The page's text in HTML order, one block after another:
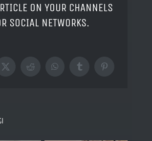
ON YOUR CHANNELS
SOCIAL NETWORKS.
X RedditWhatsAppTumblrPinterest